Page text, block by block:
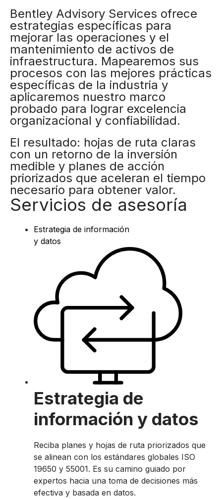
Bentley Advisory Services ofrece
estrategias específicas para
mejorar las operaciones y el
mantenimiento de activos de
infraestructura. Mapearemos sus
procesos con las mejores prácticas
específicas de la industria y
aplicaremos nuestro marco
probado para lograr excelencia
organizacional y confiabilidad.
El resultado: hojas de ruta claras
con un retorno de la inversión
medible y planes de acción
priorizados que aceleran el tiempo
necesario para obtener valor.
Servicios de asesoría
Estrategia de información
y datos
Estrategia de
información y datos
Reciba planes y hojas de ruta priorizados que
se alinean con los estándares globales ISO
19650 y 55001. Es su camino guiado por
expertos hacia una toma de decisiones más
efectiva y basada en datos.